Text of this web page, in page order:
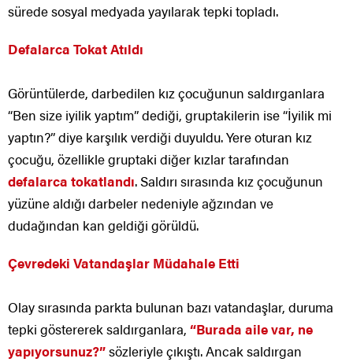
sürede sosyal medyada yayılarak tepki topladı.
Defalarca Tokat Atıldı
Görüntülerde, darbedilen kız çocuğunun saldırganlara
“Ben size iyilik yaptım” dediği, gruptakilerin ise “İyilik mi
yaptın?” diye karşılık verdiği duyuldu. Yere oturan kız
çocuğu, özellikle gruptaki diğer kızlar tarafından
defalarca tokatlandı. Saldırı sırasında kız çocuğunun
yüzüne aldığı darbeler nedeniyle ağzından ve
dudağından kan geldiği görüldü.
Çevredeki Vatandaşlar Müdahale Etti
Olay sırasında parkta bulunan bazı vatandaşlar, duruma
tepki göstererek saldırganlara, “Burada aile var, ne
yapıyorsunuz?”sözleriyle çıkıştı. Ancak saldırgan